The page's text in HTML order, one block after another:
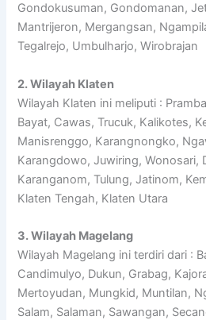
Gondokusuman, Gondomanan,
Mantrijeron, Mergangsan,
Tegalrejo, Umbulharjo, Wirobrajan
2. Wilayah Klaten
Wilayah Klaten ini meliputi :
Bayat, Cawas, Trucuk, Kalikotes,
Manisrenggo, Karangnongko,
Karangdowo, Juwiring, Wonosari,
Karanganom, Tulung, Jatinom,
Klaten Tengah, Klaten Utara
3. Wilayah Magelang
Wilayah Magelang ini terdiri dari :
Candimulyo, Dukun, Grabag,
Mertoyudan, Mungkid, Muntilan,
Salam, Salaman, Sawangan,